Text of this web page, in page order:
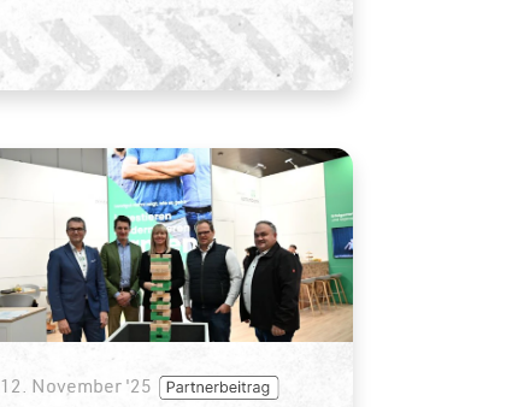
12. November '25